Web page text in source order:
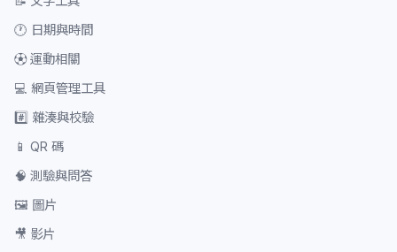
🕐 日期與時間
⚽ 運動相關
💻 網頁管理工具
#️⃣ 雜湊與校驗
📱 QR 碼
🧠 測驗與問答
🖼️ 圖片
🎥 影片